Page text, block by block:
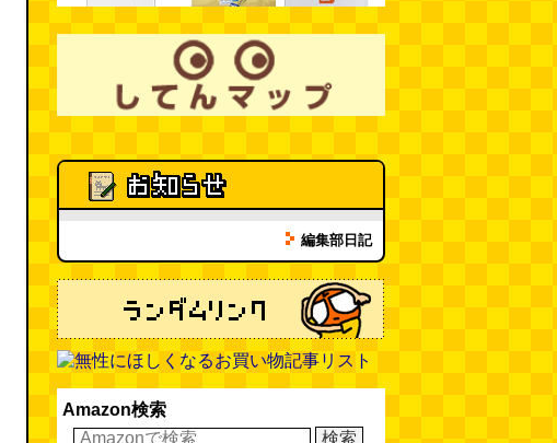
11:00)
eco小（2026.8.3 朝エッセイと更
新情報）(ほり) (08.03 10:00)
さ・7/25～31 のデイリーポータ
ルZダイジェスト
タルZ) (08.02 11:00)
編集部日記
Amazon検索